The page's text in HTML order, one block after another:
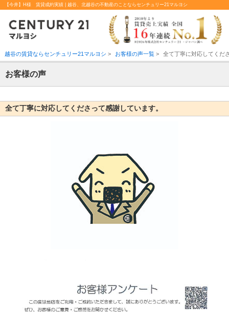
【今井】H様 賃貸成約実績 | 越谷、北越谷の不動産のことならセンチュリー21マルヨシ
越谷の賃貸ならセンチュリー21マルヨシ > お客様の声一覧> 全て丁寧に対応してくだ
お客様の声
全て丁寧に対応してくださって感謝しています。